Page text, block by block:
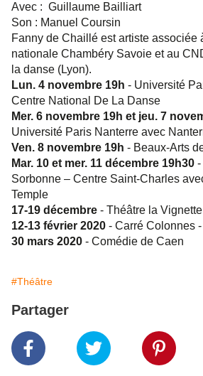
Avec : Guillaume Bailliart
Son : Manuel Coursin
Fanny de Chaillé est artiste associée
nationale Chambéry Savoie et au
la danse (Lyon).
Lun. 4 novembre 19h - Université
Centre National De La Danse
Mer. 6 novembre 19h et jeu. 7
Université Paris Nanterre avec
Ven. 8 novembre 19h - Beaux-Arts
Mar. 10 et mer. 11 décembre 19h30 -
Sorbonne – Centre Saint-Charles
Temple
17-19 décembre - Théâtre la
12-13 février 2020 - Carré Colonnes
30 mars 2020 - Comédie de Caen
#Théâtre
Partager